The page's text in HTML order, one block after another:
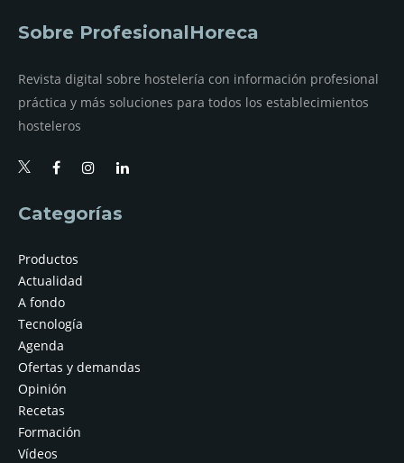
Sobre ProfesionalHoreca
Revista digital sobre hostelería con información profesional
práctica y más soluciones para todos los establecimientos
hosteleros
Categorías
Productos
Actualidad
A fondo
Tecnología
Agenda
Ofertas y demandas
Opinión
Recetas
Formación
Vídeos